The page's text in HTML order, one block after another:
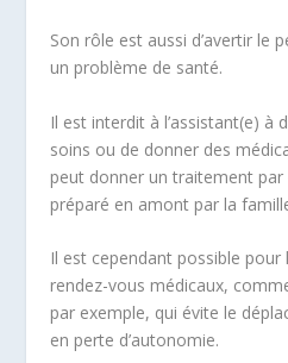
Son rôle est aussi d’avertir le
un problème de santé.
Il est interdit à l’assistant(e) à
soins ou de donner des
peut donner un traitement par
préparé en amont par la
Il est cependant possible pour
rendez-vous médicaux,
par exemple, qui évite le
en perte d’autonomie.